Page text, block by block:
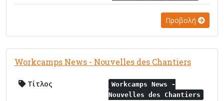
Προβολή
Workcamps News - Nouvelles des Chantiers
Τίτλος
Workcamps News -
Nouvelles des Chantiers